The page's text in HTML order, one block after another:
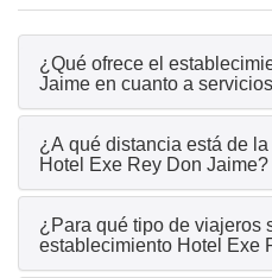
¿Qué ofrece el
Jaime en cuanto a
¿A qué distancia está de
Hotel Exe Rey Don Jaime?
¿Para qué tipo de viajeros
establecimiento Hotel Exe